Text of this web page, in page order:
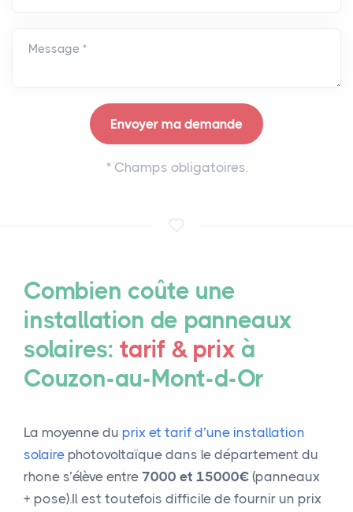
Message *
*Champs obligatoires.
Combien coûte une
installation de panneaux
solaires:tarif & prix à
Couzon-au-Mont-d-Or
La moyenne du prix et tarif d’une installation
solaire photovoltaïque dans le département du
rhone s’élève entre 7000 et 15000€ (panneaux
+ pose).Il est toutefois difficile de fournir un prix